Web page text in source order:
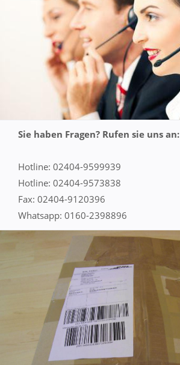
Sie haben Fragen? Rufen sie uns an:
Hotline: 02404-9599939
Hotline: 02404-9573838
Fax: 02404-9120396
Whatsapp: 0160-2398896